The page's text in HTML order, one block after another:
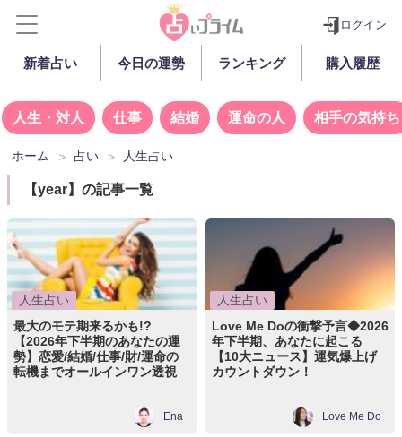
ログイン
新着占い 今日の運勢 ランキング 購入履歴
人生・対人 仕事 結婚 運命の人 相手の気持ち
ホーム 占い 人生占い
【year】の記事一覧
人生占い
最大のモテ期来るかも!?
【2026年下半期のあなたの運
勢】恋愛/結婚/仕事/財/運命の
転機までオールインワン透視
Ena
人生占い
Love Me Doの衝撃予言◆2026
年下半期、あなたに起こる
【10大ニュース】運気爆上げ
カウントダウン！
Love Me Do